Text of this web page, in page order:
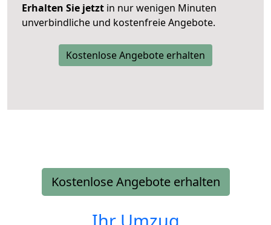
Erhalten Sie jetzt in nur wenigen Minuten
unverbindliche und kostenfreie Angebote.
Kostenlose Angebote erhalten
Kostenlose Angebote erhalten
Ihr Umzug